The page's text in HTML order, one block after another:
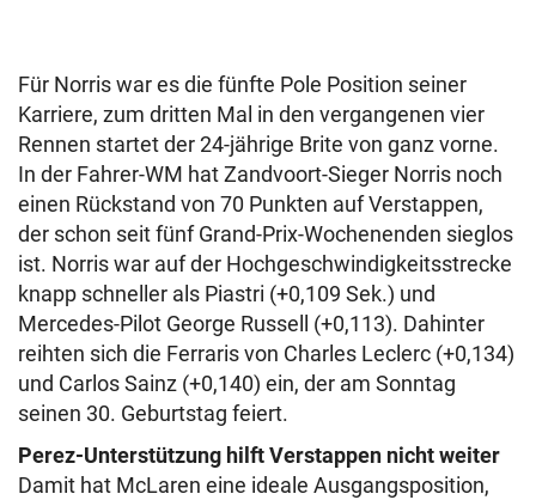
Für Norris war es die fünfte Pole Position seiner
Karriere, zum dritten Mal in den vergangenen vier
Rennen startet der 24-jährige Brite von ganz vorne.
In der Fahrer-WM hat Zandvoort-Sieger Norris noch
einen Rückstand von 70 Punkten auf Verstappen,
der schon seit fünf Grand-Prix-Wochenenden sieglos
ist. Norris war auf der Hochgeschwindigkeitsstrecke
knapp schneller als Piastri (+0,109 Sek.) und
Mercedes-Pilot George Russell (+0,113). Dahinter
reihten sich die Ferraris von Charles Leclerc (+0,134)
und Carlos Sainz (+0,140) ein, der am Sonntag
seinen 30. Geburtstag feiert.
Perez-Unterstützung hilft Verstappen nicht weiter
Damit hat McLaren eine ideale Ausgangsposition,